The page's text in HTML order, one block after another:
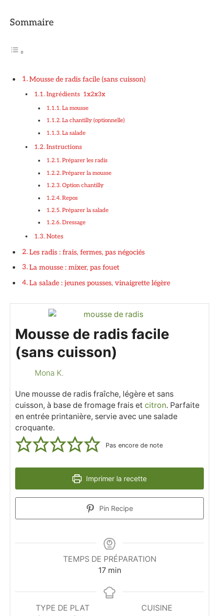
Sommaire
Mousse de radis facile (sans cuisson)
Ingrédients 1x2x3x
La mousse
La chantilly (optionnelle)
La salade
Instructions
Préparer les radis
Préparer la mousse
Option chantilly
Repos
Préparer la salade
Dressage
Notes
Les radis : frais, fermes, pas négociés
La mousse : mixer, pas fouet
La salade : jeunes pousses, vinaigrette légère
Mousse de radis facile
(sans cuisson)
Mona K.
Une mousse de radis fraîche, légère et sans
cuisson, à base de fromage frais et citron. Parfaite
en entrée printanière, servie avec une salade
croquante.
Pas encore de note
Imprimer la recette
Pin Recipe
TEMPS DE PRÉPARATION
17minutes
min
TYPE DE PLAT
CUISINE